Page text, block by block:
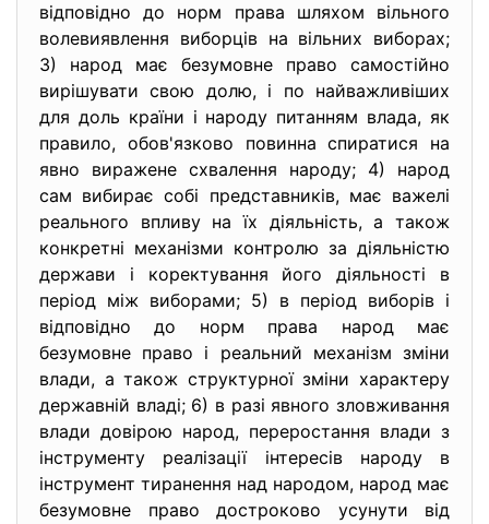
відповідно до норм права шляхом вільного
волевиявлення виборців на вільних виборах;
3) народ має безумовне право самостійно
вирішувати свою долю, і по найважливіших
для доль країни і народу питанням влада, як
правило, обов'язково повинна спиратися на
явно виражене схвалення народу; 4) народ
сам вибирає собі представників, має важелі
реального впливу на їх діяльність, а також
конкретні механізми контролю за діяльністю
держави і коректування його діяльності в
період між виборами; 5) в період виборів і
відповідно до норм права народ має
безумовне право і реальний механізм зміни
влади, а також структурної зміни характеру
державній владі; 6) в разі явного зловживання
влади довірою народ, переростання влади з
інструменту реалізації інтересів народу в
інструмент тиранення над народом, народ має
безумовне право достроково усунути від